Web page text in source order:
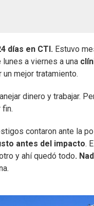
días en CTI. Estuvo
a viernes a una
mejor tratamiento.
dinero y trabajar.
fin.
contaron ante la
antes del impacto.
y ahí quedó todo.